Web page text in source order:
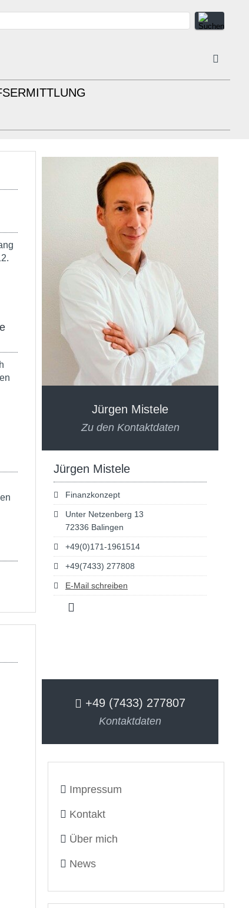
Jürgen Mistele
Zu den Kontaktdaten
Jürgen Mistele
Finanzkonzept
Unter Netzenberg 13
72336 Balingen
+49(0)171-1961514
+49(7433) 277808
E-Mail schreiben
+49 (7433) 277807
Kontaktdaten
Impressum
Kontakt
Über mich
News